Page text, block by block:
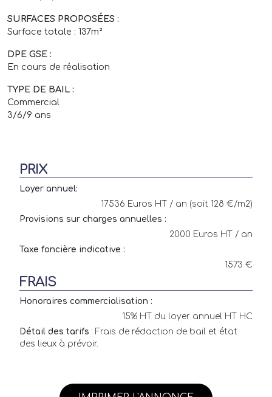
SURFACES PROPOSÉES :
Surface totale : 137m²
DPE GSE :
En cours de réalisation
TYPE DE BAIL :
Commercial
3/6/9 ans
PRIX
Loyer annuel:
17536 Euros HT / an (soit 128 €/m2)
Provisions sur charges annuelles :
2000 Euros HT / an
Taxe foncière indicative :
1573 €
FRAIS
Honoraires commercialisation :
15% HT du loyer annuel HT HC
Détail des tarifs : Frais de rédaction de bail et état
des lieux à prévoir.